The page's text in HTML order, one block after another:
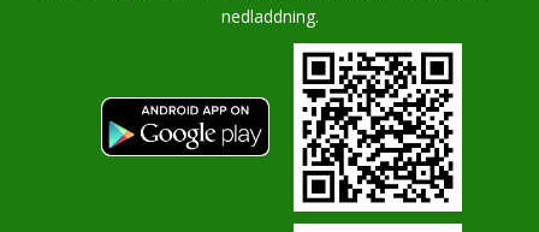
nedladdning.